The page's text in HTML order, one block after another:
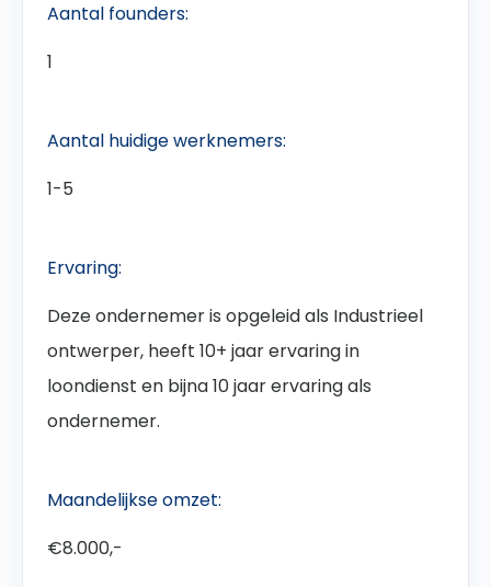
Aantal founders:
1
Aantal huidige werknemers:
1-5
Ervaring:
Deze ondernemer is opgeleid als Industrieel
ontwerper, heeft 10+ jaar ervaring in
loondienst en bijna 10 jaar ervaring als
ondernemer.
Maandelijkse omzet:
€8.000,-